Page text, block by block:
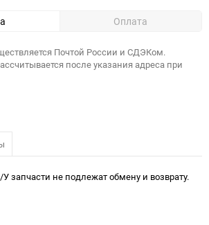
Оплата
Почтой России и СДЭКом.
после указания адреса при
запчасти не подлежат обмену и возврату.